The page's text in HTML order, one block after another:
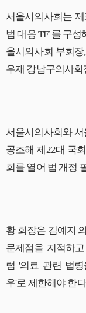
서울시의사회는
법 대응 TF’를 구
울시의사회 부회
우재 강남구의사회
서울시의사회와
공조해 제22대 국
회를 열어 법 개정
황 회장은 김예지
문제점을 지적하
럼 '의료 관련 법
우'로 제한해야 한